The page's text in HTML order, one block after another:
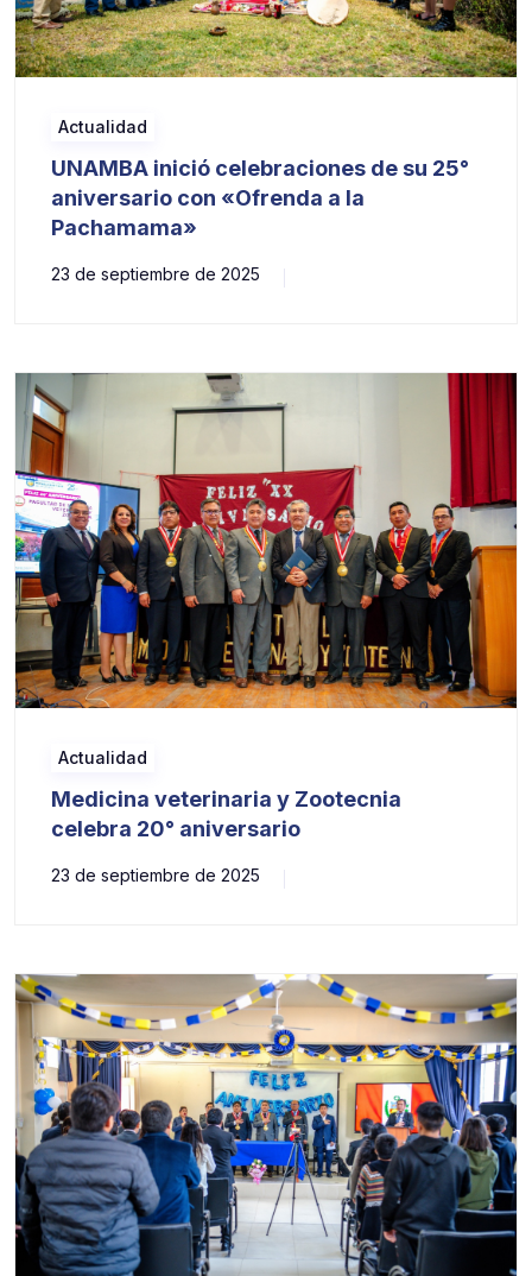
Actualidad
UNAMBA inició celebraciones de su 25°
aniversario con «Ofrenda a la
Pachamama»
23 de septiembre de 2025
Actualidad
Medicina veterinaria y Zootecnia
celebra 20° aniversario
23 de septiembre de 2025